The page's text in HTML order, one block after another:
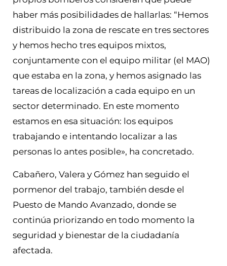
haber más posibilidades de hallarlas: “Hemos
distribuido la zona de rescate en tres sectores
y hemos hecho tres equipos mixtos,
conjuntamente con el equipo militar (el MAO)
que estaba en la zona, y hemos asignado las
tareas de localización a cada equipo en un
sector determinado. En este momento
estamos en esa situación: los equipos
trabajando e intentando localizar a las
personas lo antes posible», ha concretado.
Cabañero, Valera y Gómez han seguido el
pormenor del trabajo, también desde el
Puesto de Mando Avanzado, donde se
continúa priorizando en todo momento la
seguridad y bienestar de la ciudadanía
afectada.